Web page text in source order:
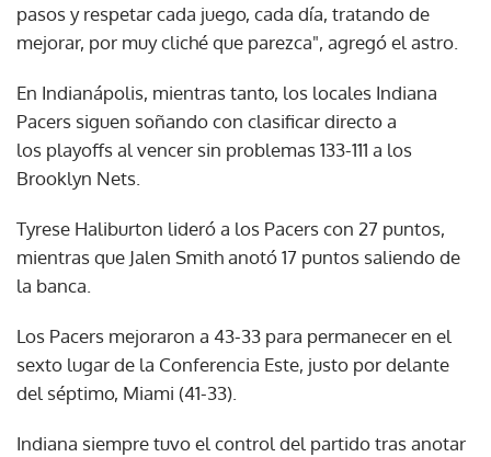
pasos y respetar cada juego, cada día, tratando de
mejorar, por muy cliché que parezca", agregó el astro.
En Indianápolis, mientras tanto, los locales Indiana
Pacers siguen soñando con clasificar directo a
los playoffs al vencer sin problemas 133-111 a los
Brooklyn Nets.
Tyrese Haliburton lideró a los Pacers con 27 puntos,
mientras que Jalen Smith anotó 17 puntos saliendo de
la banca.
Los Pacers mejoraron a 43-33 para permanecer en el
sexto lugar de la Conferencia Este, justo por delante
del séptimo, Miami (41-33).
Indiana siempre tuvo el control del partido tras anotar